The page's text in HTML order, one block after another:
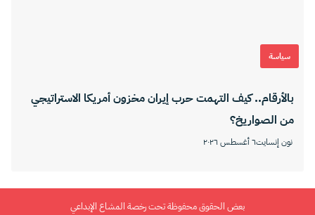
سياسة
بالأرقام.. كيف التهمت حرب إيران مخزون أمريكا الاستراتيجي
من الصواريخ؟
نون إنسايت٦ أغسطس ٢٠٢٦
بعض الحقوق محفوظة تحت رخصة المشاع الإبداعي